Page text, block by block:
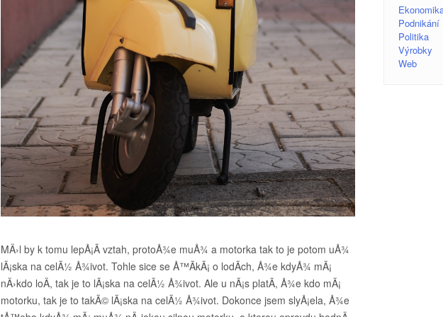
MÄ›l by k tomu lepÅ¡Ã­ vztah, protoÅ¾e muÅ¾ a motorka tak to je potom uÅ¾
lÃ¡ska na celÃ½ Å¾ivot. Tohle sice se Å™Ã­kÃ¡ o lodÃ­ch, Å¾e kdyÅ¾ mÃ¡
nÄ›kdo loÄ, tak je to lÃ¡ska na celÃ½ Å¾ivot. Ale u nÃ¡s platÃ­, Å¾e kdo mÃ¡
motorku, tak je to takÃ© lÃ¡ska na celÃ½ Å¾ivot. Dokonce jsem slyÅ¡ela, Å¾e
Podnikání
Politika
Výrobky
Web